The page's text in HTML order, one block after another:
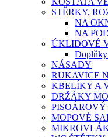
STĚRKY,
NA
NA
ÚKLIDOVÉ
NÁSADY
RUKAVICE
KBELÍKY A
DRŽÁKY
MOPOVÉ